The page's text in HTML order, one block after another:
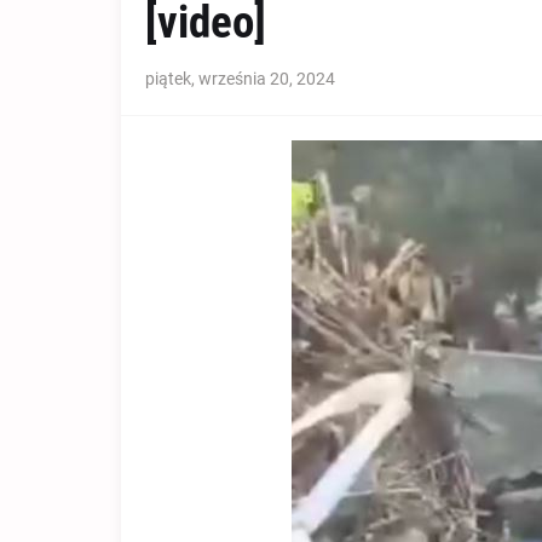
[video]
piątek, września 20, 2024